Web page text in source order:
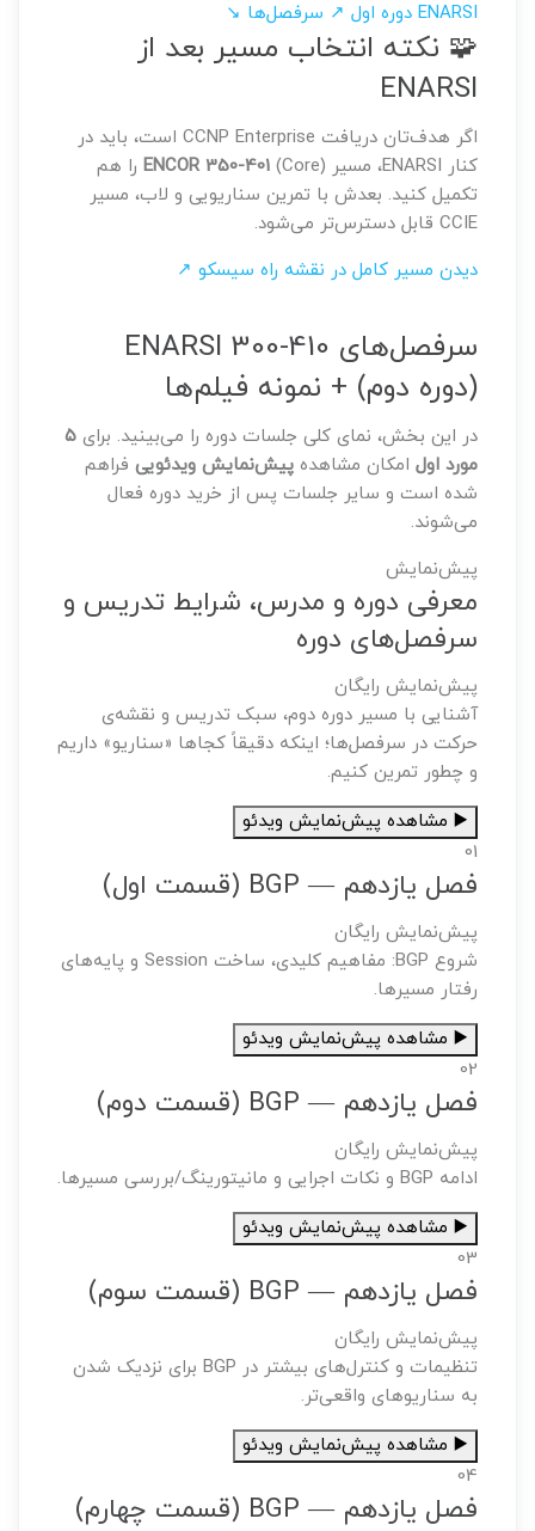
ENARSI دوره اول ↗
سرفصل‌ها ↘
🧩 نکته انتخاب مسیر بعد از
ENARSI
اگر هدف‌تان دریافت CCNP Enterprise است، باید در
کنار ENARSI، مسیر
ENCOR 350-401(Core) را هم
تکمیل کنید. بعدش با تمرین سناریویی و لاب، مسیر
CCIE قابل دسترس‌تر می‌شود.
دیدن مسیر کامل در نقشه راه سیسکو ↗
سرفصل‌های ENARSI 300-410
(دوره دوم) + نمونه فیلم‌ها
در این بخش، نمای کلی جلسات دوره را می‌بینید. برای ۵
مورد اولامکان مشاهده پیش‌نمایش ویدئوییفراهم
شده است و سایر جلسات پس از خرید دوره فعال
می‌شوند.
پیش‌نمایش
معرفی دوره و مدرس، شرایط تدریس و
سرفصل‌های دوره
پیش‌نمایش رایگان
آشنایی با مسیر دوره دوم، سبک تدریس و نقشه‌ی
حرکت در سرفصل‌ها؛ اینکه دقیقاً کجاها «سناریو» داریم
و چطور تمرین کنیم.
▶️ مشاهده پیش‌نمایش ویدئو
01
فصل یازدهم — BGP (قسمت اول)
پیش‌نمایش رایگان
شروع BGP: مفاهیم کلیدی، ساخت Session و پایه‌های
رفتار مسیرها.
▶️ مشاهده پیش‌نمایش ویدئو
02
فصل یازدهم — BGP (قسمت دوم)
پیش‌نمایش رایگان
ادامه BGP و نکات اجرایی و مانیتورینگ/بررسی مسیرها.
▶️ مشاهده پیش‌نمایش ویدئو
03
فصل یازدهم — BGP (قسمت سوم)
پیش‌نمایش رایگان
تنظیمات و کنترل‌های بیشتر در BGP برای نزدیک شدن
به سناریوهای واقعی‌تر.
▶️ مشاهده پیش‌نمایش ویدئو
04
فصل یازدهم — BGP (قسمت چهارم)